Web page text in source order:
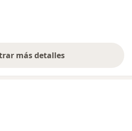
TREATMENT (DESDE EL AÑO
más detalles
sobre la experiencia